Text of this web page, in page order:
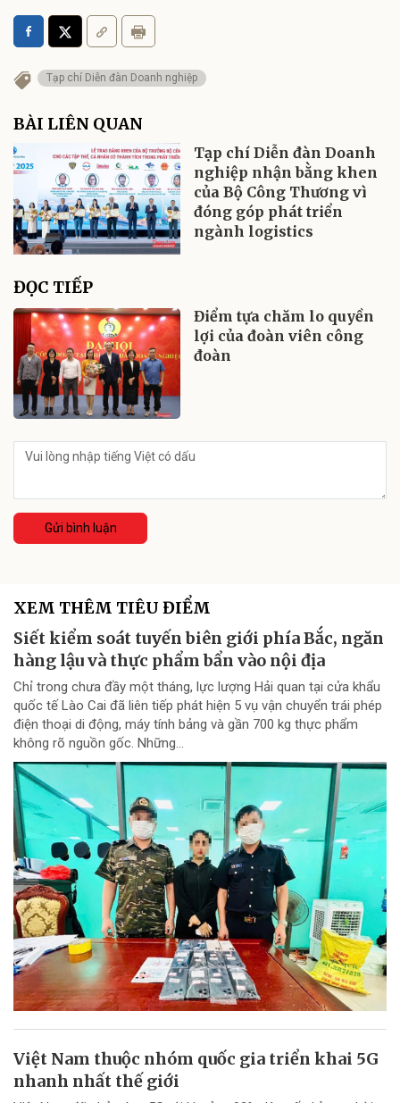
Tạp chí Diễn đàn Doanh nghiệp
BÀI LIÊN QUAN
Tạp chí Diễn đàn Doanh
nghiệp nhận bằng khen
của Bộ Công Thương vì
đóng góp phát triển
ngành logistics
ĐỌC TIẾP
Điểm tựa chăm lo quyền
lợi của đoàn viên công
đoàn
Gửi bình luận
XEM THÊM TIÊU ĐIỂM
Siết kiểm soát tuyến biên giới phía Bắc, ngăn
hàng lậu và thực phẩm bẩn vào nội địa
Chỉ trong chưa đầy một tháng, lực lượng Hải quan tại cửa khẩu
quốc tế Lào Cai đã liên tiếp phát hiện 5 vụ vận chuyển trái phép
điện thoại di động, máy tính bảng và gần 700 kg thực phẩm
không rõ nguồn gốc. Những...
Việt Nam thuộc nhóm quốc gia triển khai 5G
nhanh nhất thế giới